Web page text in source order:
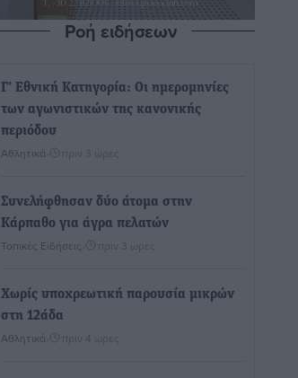
Ροή ειδήσεων
Γ’ Εθνική Κατηγορία: Οι ημερομηνίες
των αγωνιστικών της κανονικής
περιόδου
Αθλητικά πριν 3 ώρες
Συνελήφθησαν δύο άτομα στην
Κάρπαθο για άγρα πελατών
Τοπικές Ειδήσεις πριν 3 ώρες
Χωρίς υποχρεωτική παρουσία μικρών
στη 12άδα
Αθλητικά πριν 4 ώρες